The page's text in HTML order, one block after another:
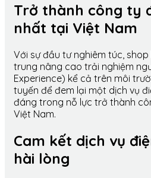
Trở thành công ty
nhất tại Việt Nam
Với sự đầu tư nghiêm túc,
trung nâng cao trải nghiệm
Experience) kể cả trên môi
tuyến để đem lại một dịch vụ
đáng trong nỗ lực trở thành
Việt Nam.
Cam kết dịch vụ
hài lòng